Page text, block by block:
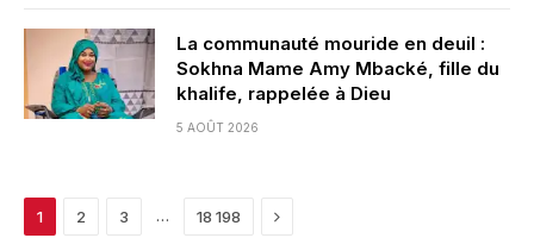
La communauté mouride en deuil :
Sokhna Mame Amy Mbacké, fille du
khalife, rappelée à Dieu
5 AOÛT 2026
1 2 3 … 18 198 Next